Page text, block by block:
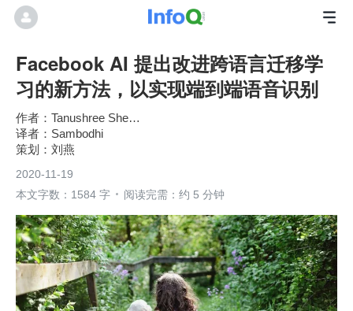
Facebook AI 提出改进跨语言迁移学
习的新方法，以实现端到端语音识别
Tanushree Shenwai
Sambodhi
刘燕
2020-11-19
本文字数：1584 字
阅读完需：约 5 分钟